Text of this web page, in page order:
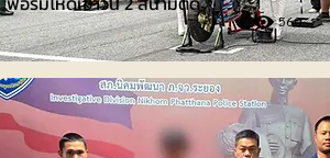
560